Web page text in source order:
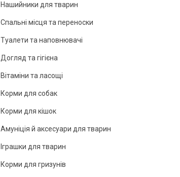
Нашийники для тварин
Спальні місця та переноски
Туалети та наповнювачі
Догляд та гігієна
Вітаміни та ласощі
Корми для собак
Корми для кішок
Амуніція й аксесуари для тварин
Іграшки для тварин
Корми для гризунів